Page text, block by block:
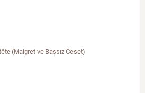
(Maigret ve Başsız Ceset)